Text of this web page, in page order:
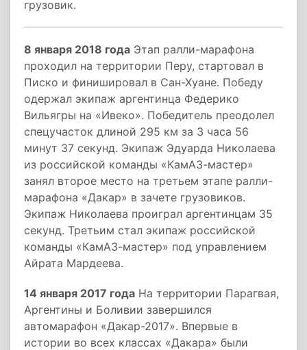
грузовик.
8 января 2018 года Этап ралли-марафона
проходил на территории Перу, стартовал в
Писко и финишировал в Сан-Хуане. Победу
одержал экипаж аргентинца Федерико
Вильягры на «Ивеко». Победитель преодолел
спецучасток длиной 295 км за 3 часа 56
минут 37 секунд. Экипаж Эдуарда Николаева
из российской команды «КамАЗ-мастер»
занял второе место на третьем этапе ралли-
марафона «Дакар» в зачете грузовиков.
Экипаж Николаева проиграл аргентинцам 35
секунд. Третьим стал экипаж российской
команды «КамАЗ-мастер» под управлением
Айрата Мардеева.
14 января 2017 года На территории Парагвая,
Аргентины и Боливии завершился
автомарафон «Дакар-2017». Впервые в
истории во всех классах «Дакара» были